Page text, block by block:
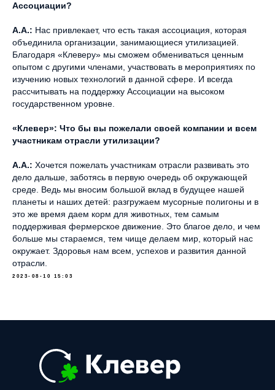
Ассоциации?
А.А.: Нас привлекает, что есть такая ассоциация, которая
объединила организации, занимающиеся утилизацией.
Благодаря «Клеверу» мы сможем обмениваться ценным
опытом с другими членами, участвовать в мероприятиях по
изучению новых технологий в данной сфере. И всегда
рассчитывать на поддержку Ассоциации на высоком
государственном уровне.
«Клевер»: Что бы вы пожелали своей компании и всем
участникам отрасли утилизации?
А.А.: Хочется пожелать участникам отрасли развивать это
дело дальше, заботясь в первую очередь об окружающей
среде. Ведь мы вносим большой вклад в будущее нашей
планеты и наших детей: разгружаем мусорные полигоны и в
это же время даем корм для животных, тем самым
поддерживая фермерское движение. Это благое дело, и чем
больше мы стараемся, тем чище делаем мир, который нас
окружает. Здоровья нам всем, успехов и развития данной
отрасли.
2023-08-10 15:03